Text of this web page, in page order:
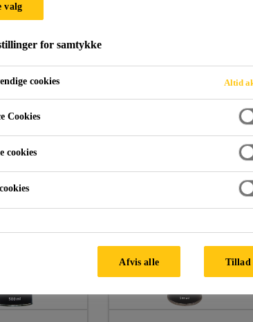
valg
for samtykke
cookies Altid
Cookies
cookies
Afvis alle Tillad